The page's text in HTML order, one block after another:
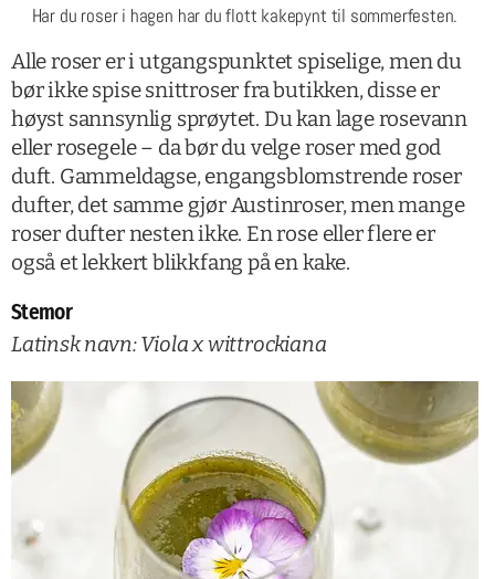
Har du roser i hagen har du flott kakepynt til sommerfesten.
Alle roser er i utgangspunktet spiselige, men du
bør ikke spise snittroser fra butikken, disse er
høyst sannsynlig sprøytet. Du kan lage rosevann
eller rosegele – da bør du velge roser med god
duft. Gammeldagse, engangsblomstrende roser
dufter, det samme gjør Austinroser, men mange
roser dufter nesten ikke. En rose eller flere er
også et lekkert blikkfang på en kake.
Stemor
Latinsk navn: Viola x wittrockiana